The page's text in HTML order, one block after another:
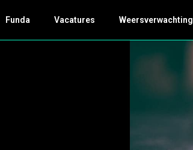
Funda Vacatures Weersverwachting